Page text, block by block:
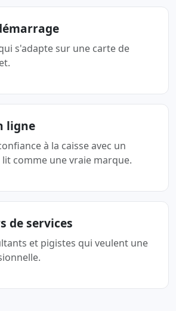
s'adapte sur une carte de
ligne
à la caisse avec un
comme une vraie marque.
de services
et pigistes qui veulent une